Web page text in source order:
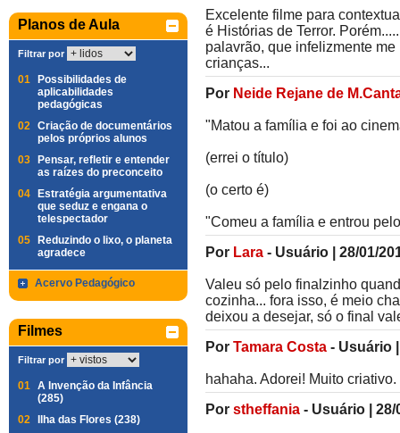
Planos de Aula
Filtrar por
01
Possibilidades de
aplicabilidades
pedagógicas
02 Criação de documentários
pelos próprios alunos
03
Pensar, refletir e entender
as raízes do preconceito
04
Estratégia argumentativa
que seduz e engana o
telespectador
05
Reduzindo o lixo, o planeta
agradece
Acervo Pedagógico
Filmes
Filtrar por
01 A Invenção da Infância
(285)
02
Ilha das Flores (238)
Excelente filme para
é Histórias de Terror.
palavrão, que infelizmente
crianças...
Por Neide Rejane de
"Matou a família e foi ao
(errei o título)
(o certo é)
"Comeu a família e entrou
Por Lara - Usuário 28/01/
Valeu só pelo finalzinho
cozinha... fora isso, é meio
deixou a desejar, só o final
Por Tamara Costa - Usuário
hahaha. Adorei! Muito criativo.
Por stheffania - Usuário 28/